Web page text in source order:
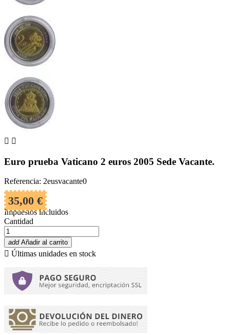
 
Euro prueba Vaticano 2 euros 2005 Sede Vacante.
Referencia: 2eusvacante0
35,00 €
Impuestos incluidos
Cantidad
add Añadir al carrito
 Últimas unidades en stock